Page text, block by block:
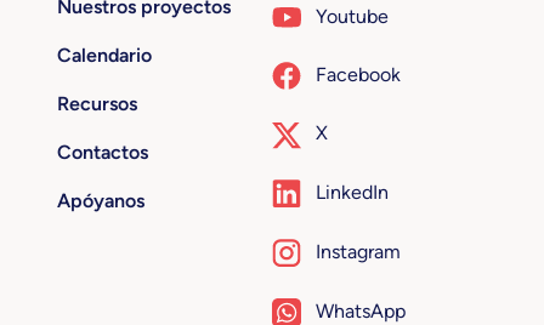
Nuestros proyectos
Calendario
Recursos
Contactos
Apóyanos
Youtube
Facebook
X
LinkedIn
Instagram
WhatsApp